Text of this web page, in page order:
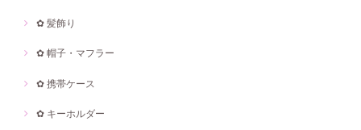
✿ 髪飾り
✿ 帽子・マフラー
✿ 携帯ケース
✿ キーホルダー